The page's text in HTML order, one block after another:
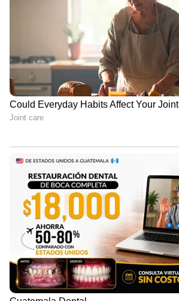
ഫരീദാബാദില്‍ സ്‌കൂള്‍
വരാന്തയില്‍ അധ്യാപികയെ
കുത്തിക്കൊന്നു | Faridabad |
News
വിവാഹത്തിന് നിർബന്ധിച്ചു;
വാക്കുതർക്കത്തിന് പിന്നാലെ